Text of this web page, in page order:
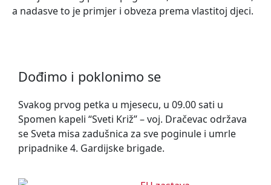
a nadasve to je primjer i obveza prema vlastitoj djeci.
Dođimo i poklonimo se
Svakog prvog petka u mjesecu, u 09.00 sati u
Spomen kapeli “Sveti Križ” – voj. Dračevac održava
se Sveta misa zadušnica za sve poginule i umrle
pripadnike 4. Gardijske brigade.